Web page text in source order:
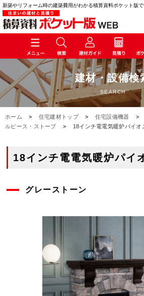
新築やリフォーム時の建築費用がわかる積算資料ポケット版で
建材・設備検
SEARCH
ホーム > 住宅建材トップ > 住宅設備機器 >
ルピース・ストーブ
> 18インチ電電気暖炉パイ
18インチ電電気暖炉パ
グレーストーン